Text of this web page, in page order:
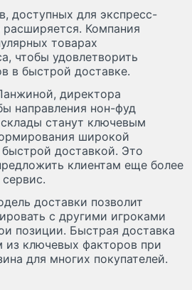
доступных для экспресс-
Компания
товарах
чтобы удовлетворить
в быстрой доставке.
директора
направления нон-фуд
станут ключевым
широкой
доставкой. Это
клиентам еще более
доставки позволит
с другими игроками
позиции. Быстрая доставка
из ключевых факторов при
для многих покупателей.